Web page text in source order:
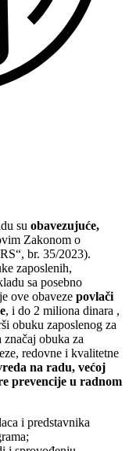
su obavezujuće,
Zakonom o
br. 35/2023).
zaposlenih,
sa posebno
ove obaveze povlači
, i do 2 miliona dinara ,
obuku zaposlenog za
značaj obuka za
redovne i kvalitetne
na radu, većoj
prevencije u radnom
i predstavnika